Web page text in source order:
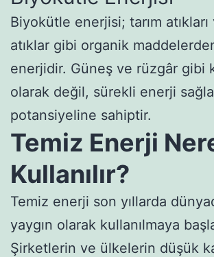
Biyokütle enerjisi; tarım
atıklar gibi organik
enerjidir. Güneş ve rüzgâr gibi
olarak değil, sürekli enerji
potansiyeline sahiptir.
Temiz Enerji
Kullanılır?
Temiz enerji son yıllarda
yaygın olarak kullanılmaya
Şirketlerin ve ülkelerin düşük